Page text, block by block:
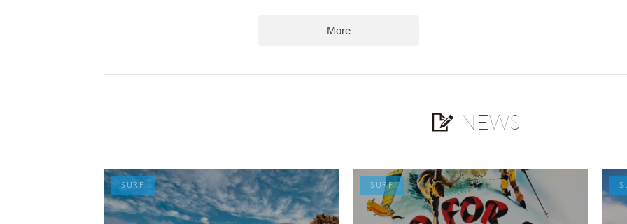
More
NEWS
SURF SURF